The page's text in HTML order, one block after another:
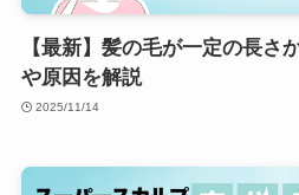
【最新】髪の毛が一定の長さ
や原因を解説
2025/11/14